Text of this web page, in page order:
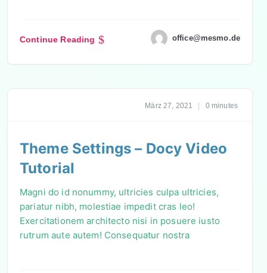
Continue Reading office@mesmo.de
März 27, 2021 | 0 minutes
Theme Settings – Docy Video
Tutorial
Magni do id nonummy, ultricies culpa ultricies,
pariatur nibh, molestiae impedit cras leo!
Exercitationem architecto nisi in posuere iusto
rutrum aute autem! Consequatur nostra